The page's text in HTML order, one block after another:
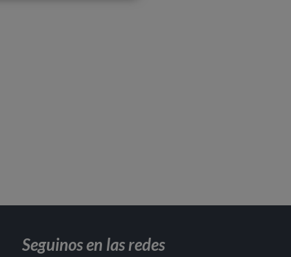
Seguinos en las redes